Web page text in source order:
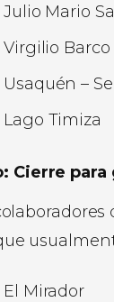
Mario
Barco
–
Timiza
Cierre
Mirador